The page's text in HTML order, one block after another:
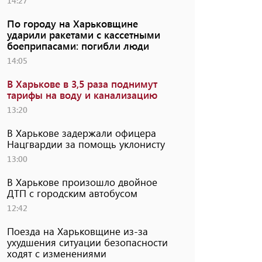
По городу на Харьковщине
ударили ракетами с кассетными
боеприпасами: погибли люди
14:05
В Харькове в 3,5 раза поднимут
тарифы на воду и канализацию
13:20
В Харькове задержали офицера
Нацгвардии за помощь уклонисту
13:00
В Харькове произошло двойное
ДТП с городским автобусом
12:42
Поезда на Харьковщине из-за
ухудшения ситуации безопасности
ходят с изменениями